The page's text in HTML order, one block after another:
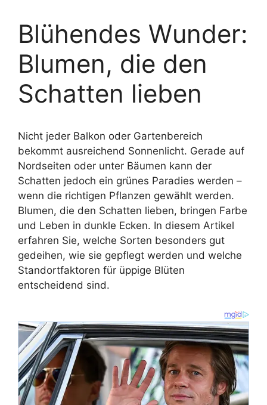
Blühendes Wunder:
Blumen, die den
Schatten lieben
Nicht jeder Balkon oder Gartenbereich
bekommt ausreichend Sonnenlicht. Gerade auf
Nordseiten oder unter Bäumen kann der
Schatten jedoch ein grünes Paradies werden –
wenn die richtigen Pflanzen gewählt werden.
Blumen, die den Schatten lieben, bringen Farbe
und Leben in dunkle Ecken. In diesem Artikel
erfahren Sie, welche Sorten besonders gut
gedeihen, wie sie gepflegt werden und welche
Standortfaktoren für üppige Blüten
entscheidend sind.